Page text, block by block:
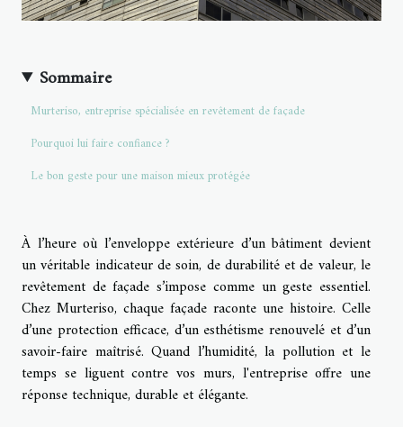
Sommaire
Murteriso, entreprise spécialisée en revêtement de façade
Pourquoi lui faire confiance ?
Le bon geste pour une maison mieux protégée
À l’heure où l’enveloppe extérieure d’un bâtiment devient
un véritable indicateur de soin, de durabilité et de valeur, le
revêtement de façade s’impose comme un geste essentiel.
Chez Murteriso, chaque façade raconte une histoire. Celle
d’une protection efficace, d’un esthétisme renouvelé et d’un
savoir-faire maîtrisé. Quand l’humidité, la pollution et le
temps se liguent contre vos murs, l'entreprise offre une
réponse technique, durable et élégante.